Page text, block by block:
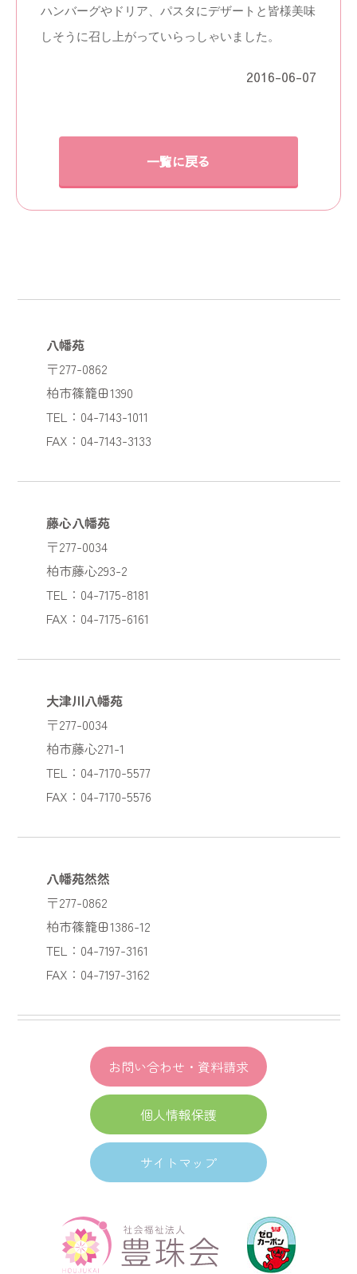
ハンバーグやドリア、パスタにデザートと皆様美味
しそうに召し上がっていらっしゃいました。
2016-06-07
一覧に戻る
八幡苑
〒277-0862
柏市篠籠田1390
TEL：04-7143-1011
FAX：04-7143-3133
藤心八幡苑
〒277-0034
柏市藤心293-2
TEL：04-7175-8181
FAX：04-7175-6161
大津川八幡苑
〒277-0034
柏市藤心271-1
TEL：04-7170-5577
FAX：04-7170-5576
八幡苑然然
〒277-0862
柏市篠籠田1386-12
TEL：04-7197-3161
FAX：04-7197-3162
お問い合わせ・資料請求
個人情報保護
サイトマップ